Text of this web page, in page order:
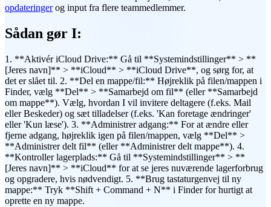
opdateringerog input fra flere teammedlemmer.
Sådan gør I:
1. **Aktivér iCloud Drive:** Gå til **Systemindstillinger** > **
[Jeres navn]** > **iCloud** > **iCloud Drive**, og sørg for, at
det er slået til. 2. **Del en mappe/fil:** Højreklik på filen/mappen i
Finder, vælg **Del** > **Samarbejd om fil** (eller **Samarbejd
om mappe**). Vælg, hvordan I vil invitere deltagere (f.eks. Mail
eller Beskeder) og sæt tilladelser (f.eks. 'Kan foretage ændringer'
eller 'Kun læse'). 3. **Administrer adgang:** For at ændre eller
fjerne adgang, højreklik igen på filen/mappen, vælg **Del** >
**Administrer delt fil** (eller **Administrer delt mappe**). 4.
**Kontroller lagerplads:** Gå til **Systemindstillinger** > **
[Jeres navn]** > **iCloud** for at se jeres nuværende lagerforbrug
og opgradere, hvis nødvendigt. 5. **Brug tastaturgenvej til ny
mappe:** Tryk **Shift + Command + N** i Finder for hurtigt at
oprette en ny mappe.